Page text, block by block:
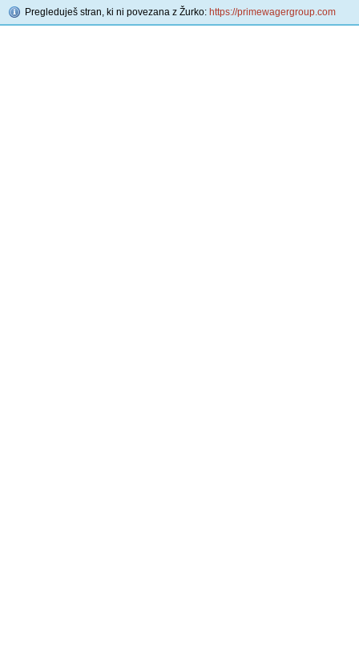
Pregleduješ stran, ki ni povezana z Žurko: https://primewagergroup.com